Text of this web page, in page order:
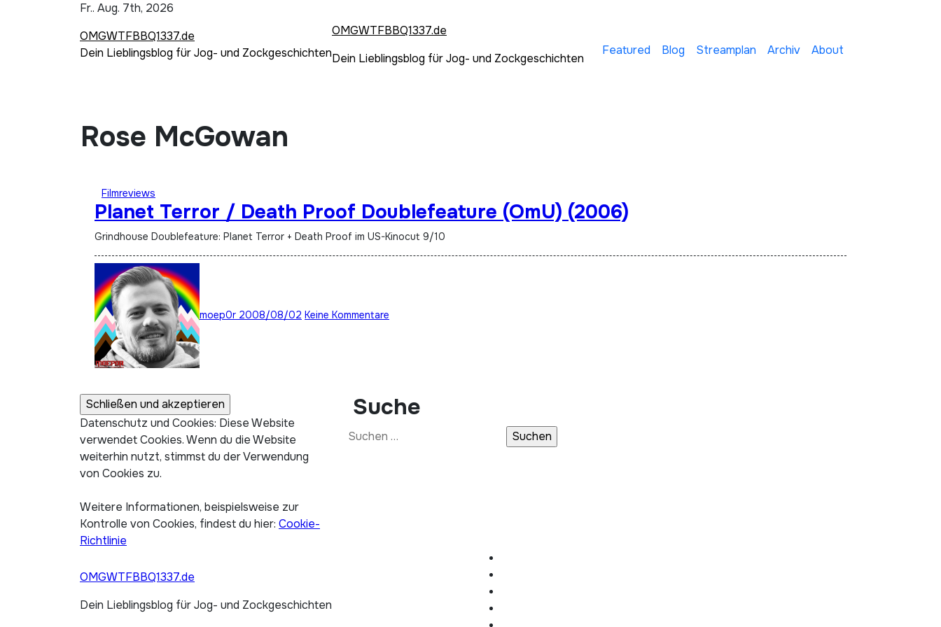
Fr.. Aug. 7th, 2026
OMGWTFBBQ1337.de
Dein Lieblingsblog für Jog- und Zockgeschichten
OMGWTFBBQ1337.de
Dein Lieblingsblog für Jog- und Zockgeschichten
Featured Blog Streamplan Archiv About
Rose McGowan
Filmreviews
Planet Terror / Death Proof Doublefeature (OmU) (2006)
Grindhouse Doublefeature: Planet Terror + Death Proof im US-Kinocut 9/10
moep0r 2008/08/02 Keine Kommentare
Datenschutz und Cookies: Diese Website
verwendet Cookies. Wenn du die Website
weiterhin nutzt, stimmst du der Verwendung
von Cookies zu.
Weitere Informationen, beispielsweise zur
Kontrolle von Cookies, findest du hier: Cookie-
Richtlinie
Suche
Suchen
OMGWTFBBQ1337.de
Dein Lieblingsblog für Jog- und Zockgeschichten